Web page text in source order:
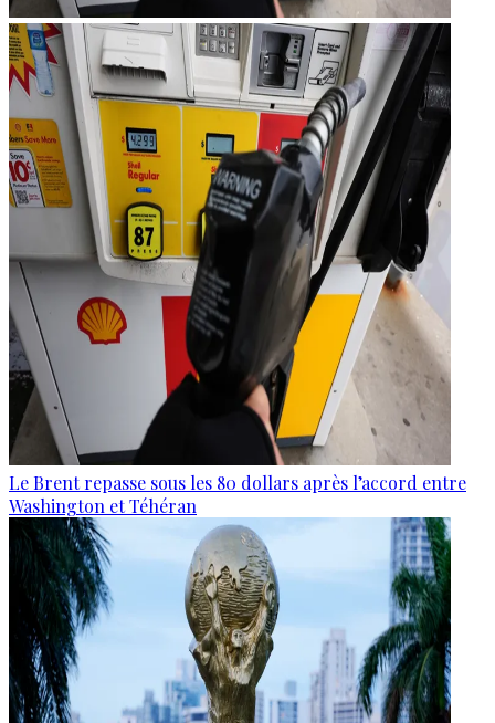
Le Brent repasse sous les 80 dollars après l’accord entre
Washington et Téhéran